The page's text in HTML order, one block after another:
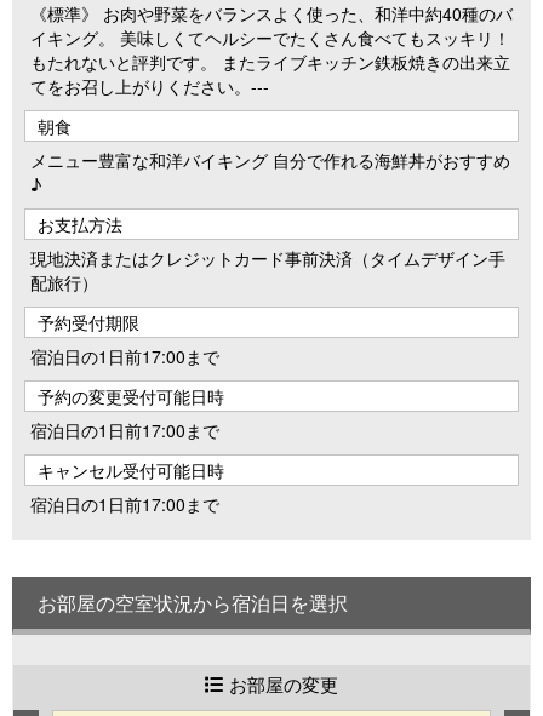
《標準》 お肉や野菜をバランスよく使った、和洋中約40種のバ
イキング。 美味しくてヘルシーでたくさん食べてもスッキリ！
もたれないと評判です。 またライブキッチン鉄板焼きの出来立
てをお召し上がりください。---
朝食
メニュー豊富な和洋バイキング 自分で作れる海鮮丼がおすすめ
♪
お支払方法
現地決済またはクレジットカード事前決済（タイムデザイン手
配旅行）
予約受付期限
宿泊日の1日前17:00まで
予約の変更受付可能日時
宿泊日の1日前17:00まで
キャンセル受付可能日時
宿泊日の1日前17:00まで
お部屋の空室状況から宿泊日を選択
お部屋の変更